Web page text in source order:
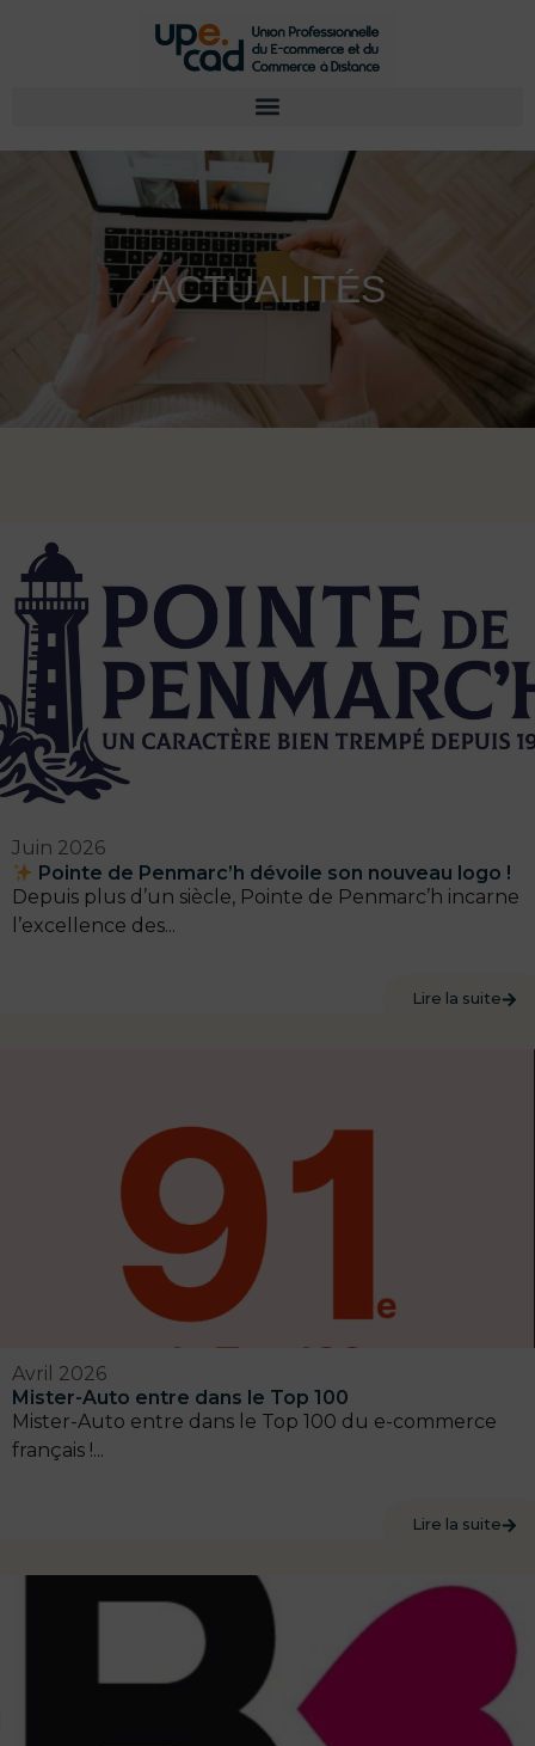
ACTUALITÉS
Pointe de Penmarc’h dévoile son nouveau logo !
Juin 2026
Depuis plus d’un siècle, Pointe de Penmarc’h incarne
l’excellence des...
Lire la suite
Mister-Auto entre dans le Top 100
Avril 2026
Mister-Auto entre dans le Top 100 du e-commerce
français !...
Lire la suite